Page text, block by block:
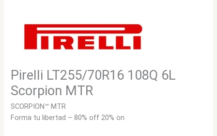
Pirelli LT255/70R16 108Q 6L
Scorpion MTR
SCORPION™ MTR
Forma tu libertad – 80% off 20% on